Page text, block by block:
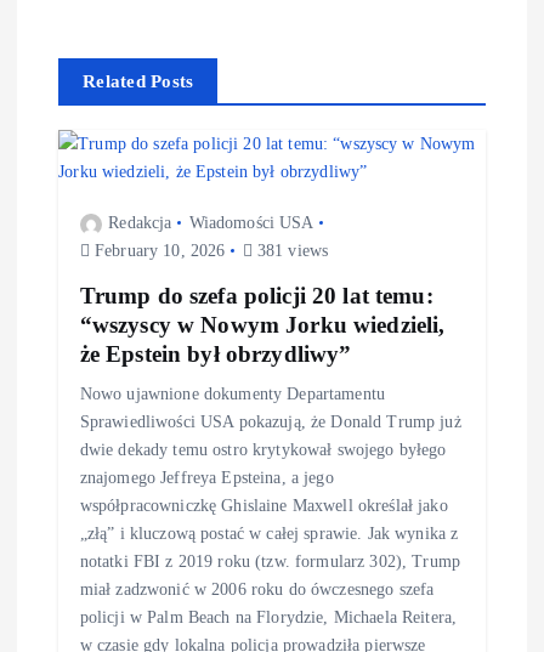
Related Posts
Redakcja
Wiadomości USA
February 10, 2026
381 views
Trump do szefa policji 20 lat temu:
“wszyscy w Nowym Jorku wiedzieli,
że Epstein był obrzydliwy”
Nowo ujawnione dokumenty Departamentu
Sprawiedliwości USA pokazują, że Donald Trump już
dwie dekady temu ostro krytykował swojego byłego
znajomego Jeffreya Epsteina, a jego
współpracowniczkę Ghislaine Maxwell określał jako
„złą” i kluczową postać w całej sprawie. Jak wynika z
notatki FBI z 2019 roku (tzw. formularz 302), Trump
miał zadzwonić w 2006 roku do ówczesnego szefa
policji w Palm Beach na Florydzie, Michaela Reitera,
w czasie gdy lokalna policja prowadziła pierwsze